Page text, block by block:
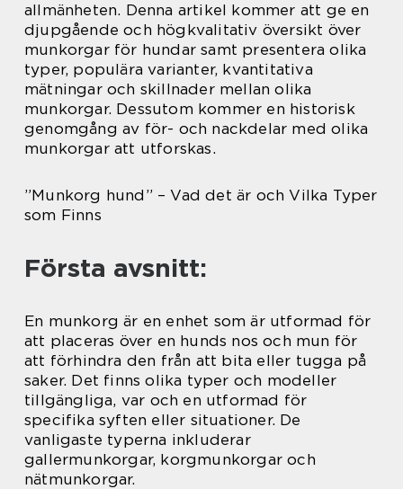
allmänheten. Denna artikel kommer att ge en
djupgående och högkvalitativ översikt över
munkorgar för hundar samt presentera olika
typer, populära varianter, kvantitativa
mätningar och skillnader mellan olika
munkorgar. Dessutom kommer en historisk
genomgång av för- och nackdelar med olika
munkorgar att utforskas.
”Munkorg hund” – Vad det är och Vilka Typer
som Finns
Första avsnitt:
En munkorg är en enhet som är utformad för
att placeras över en hunds nos och mun för
att förhindra den från att bita eller tugga på
saker. Det finns olika typer och modeller
tillgängliga, var och en utformad för
specifika syften eller situationer. De
vanligaste typerna inkluderar
gallermunkorgar, korgmunkorgar och
nätmunkorgar.